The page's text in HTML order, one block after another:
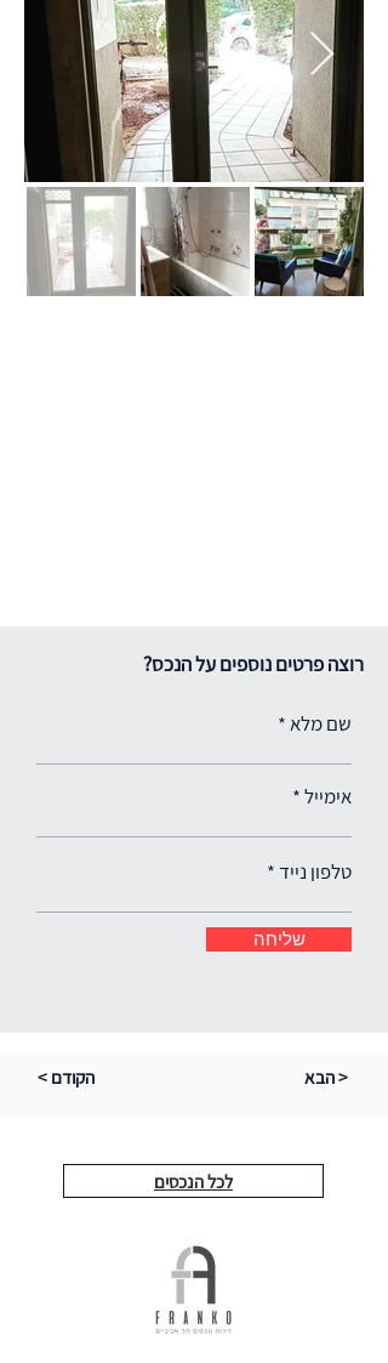
רוצה פרטים נוספים על הנכס?
שם מלא
אימייל
טלפון נייד
שליחה
< הקודם הבא >
לכל הנכסים